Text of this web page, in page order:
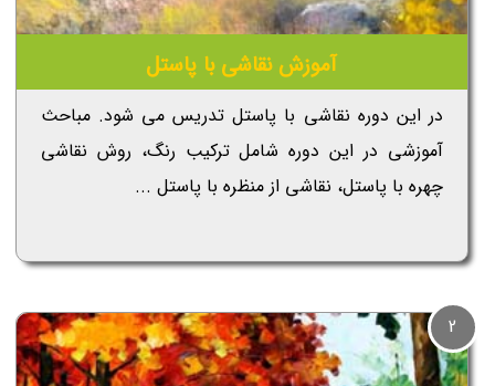
آموزش نقاشی با پاستل
در این دوره نقاشی با پاستل تدریس می شود. مباحث
آموزشی در این دوره شامل ترکیب رنگ، روش نقاشی
چهره با پاستل، نقاشی از منظره با پاستل ...
2